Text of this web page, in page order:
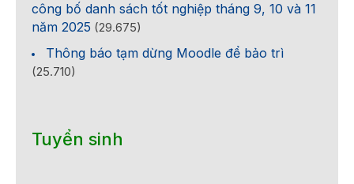
công bố danh sách tốt nghiệp tháng 9, 10 và 11
năm 2025 (29.675)
Thông báo tạm dừng Moodle để bảo trì
(25.710)
Tuyển sinh